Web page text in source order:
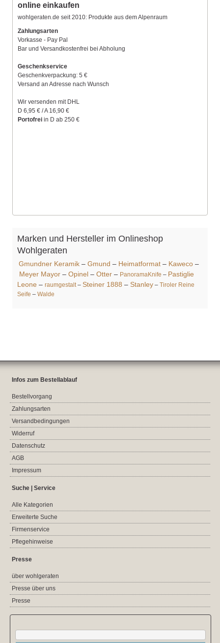
online einkaufen
wohlgeraten.de seit 2010: Produkte aus dem Alpenraum
Zahlungsarten
Vorkasse - Pay Pal
Bar und Versandkostenfrei bei Abholung
Geschenkservice
Geschenkverpackung: 5 €
Versand an Adresse nach Wunsch
Wir versenden mit DHL
D 6,95 € / A 16,90 €
Portofrei in D ab 250 €
Marken und Hersteller im Onlineshop
Wohlgeraten
Gmundner Keramik – Gmund – Heimatformat – Kaweco –
Meyer Mayor – Opinel – Otter – PanoramaKnife – Pastiglie
Leone – raumgestalt – Steiner 1888 – Stanley – Tiroler Reine
Seife – Walde
Infos zum Bestellablauf
Bestellvorgang
Zahlungsarten
Versandbedingungen
Widerruf
Datenschutz
AGB
Impressum
Suche | Service
Alle Kategorien
Erweiterte Suche
Firmenservice
Pflegehinweise
Presse
über wohlgeraten
Presse über uns
Presse